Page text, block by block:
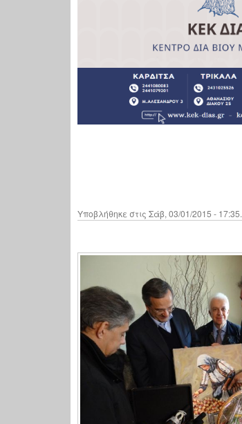
Υποβλήθηκε στις Σάβ, 03/01/2015 - 17:35.